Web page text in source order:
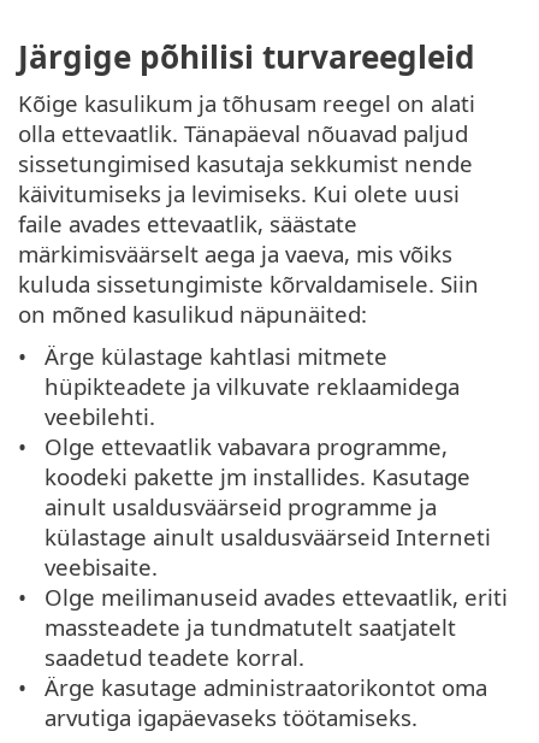
Järgige põhilisi turvareegleid
Kõige kasulikum ja tõhusam reegel on alati
olla ettevaatlik. Tänapäeval nõuavad paljud
sissetungimised kasutaja sekkumist nende
käivitumiseks ja levimiseks. Kui olete uusi
faile avades ettevaatlik, säästate
märkimisväärselt aega ja vaeva, mis võiks
kuluda sissetungimiste kõrvaldamisele. Siin
on mõned kasulikud näpunäited:
Ärge külastage kahtlasi mitmete
hüpikteadete ja vilkuvate reklaamidega
veebilehti.
Olge ettevaatlik vabavara programme,
koodeki pakette jm installides. Kasutage
ainult usaldusväärseid programme ja
külastage ainult usaldusväärseid Interneti
veebisaite.
Olge meilimanuseid avades ettevaatlik, eriti
massteadete ja tundmatutelt saatjatelt
saadetud teadete korral.
Ärge kasutage administraatorikontot oma
arvutiga igapäevaseks töötamiseks.